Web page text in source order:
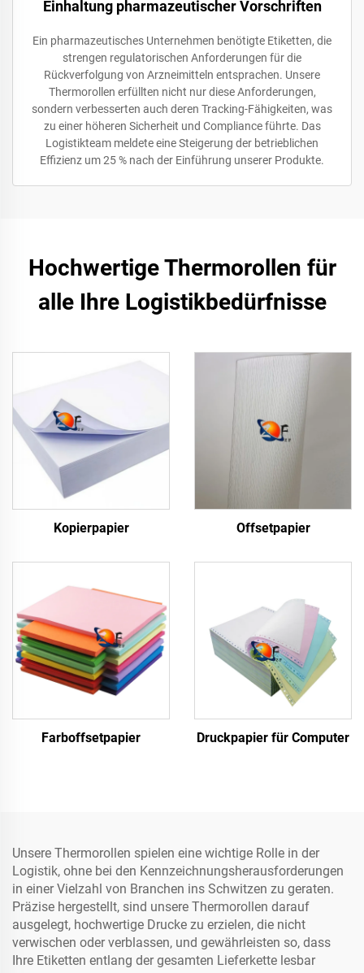
Einhaltung pharmazeutischer Vorschriften
Ein pharmazeutisches Unternehmen benötigte Etiketten, die
strengen regulatorischen Anforderungen für die
Rückverfolgung von Arzneimitteln entsprachen. Unsere
Thermorollen erfüllten nicht nur diese Anforderungen,
sondern verbesserten auch deren Tracking-Fähigkeiten, was
zu einer höheren Sicherheit und Compliance führte. Das
Logistikteam meldete eine Steigerung der betrieblichen
Effizienz um 25 % nach der Einführung unserer Produkte.
Hochwertige Thermorollen für
alle Ihre Logistikbedürfnisse
Kopierpapier Offsetpapier
Farboffsetpapier Druckpapier für Computer
Unsere Thermorollen spielen eine wichtige Rolle in der
Logistik, ohne bei den Kennzeichnungsherausforderungen
in einer Vielzahl von Branchen ins Schwitzen zu geraten.
Präzise hergestellt, sind unsere Thermorollen darauf
ausgelegt, hochwertige Drucke zu erzielen, die nicht
verwischen oder verblassen, und gewährleisten so, dass
Ihre Etiketten entlang der gesamten Lieferkette lesbar